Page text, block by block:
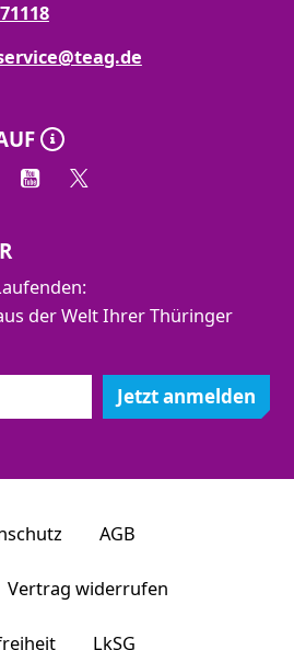
der Welt Ihrer Thüringer
Jetzt anmelden
AGB
Vertrag widerrufen
LkSG